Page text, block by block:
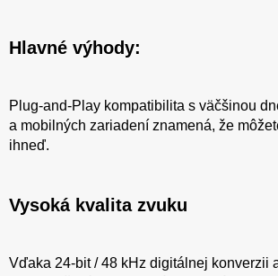
Hlavné výhody:
Plug-and-Play kompatibilita s väčšinou
a mobilných zariadení znamená, že
ihneď.
Vysoká kvalita zvuku
Vďaka 24-bit / 48 kHz digitálnej konverzii